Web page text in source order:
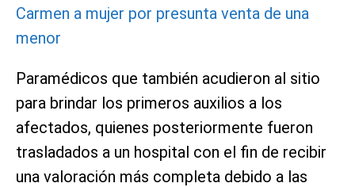
Carmen a mujer por presunta venta de una
menor
Paramédicos que también acudieron al sitio
para brindar los primeros auxilios a los
afectados, quienes posteriormente fueron
trasladados a un hospital con el fin de recibir
una valoración más completa debido a las